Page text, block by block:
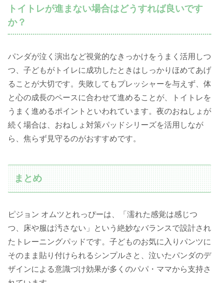
トイトレが進まない場合はどうすれば良いです
か？
パンダが泣く演出など視覚的なきっかけをうまく活用しつ
つ、子どもがトイレに成功したときはしっかりほめてあげ
ることが大切です。失敗してもプレッシャーを与えず、体
と心の成長のペースに合わせて進めることが、トイトレを
うまく進めるポイントといわれています。夜のおねしょが
続く場合は、おねしょ対策パッドシリーズを活用しなが
ら、焦らず見守るのがおすすめです。
まとめ
ピジョン オムツとれっぴーは、「濡れた感覚は感じつ
つ、床や服は汚さない」という絶妙なバランスで設計され
たトレーニングパッドです。子どものお気に入りパンツに
そのまま貼り付けられるシンプルさと、泣いたパンダのデ
ザインによる意識づけ効果が多くのパパ・ママから支持さ